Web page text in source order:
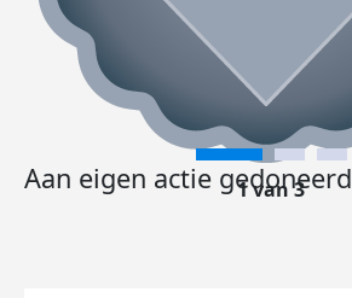
Aan eigen actie gedoneerd
1 van 3